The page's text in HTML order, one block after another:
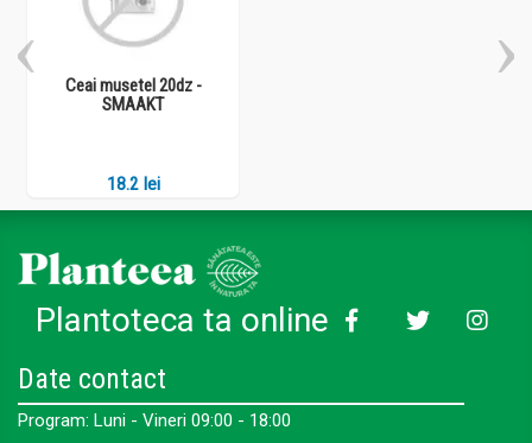
Ceai musetel 20dz -
SMAAKT
18.2 lei
Plantoteca ta online
Date contact
Program: Luni - Vineri 09:00 - 18:00